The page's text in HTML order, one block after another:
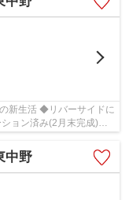
新生活 ◆リバーサイドに
ョン済み(2月末完成)
中野